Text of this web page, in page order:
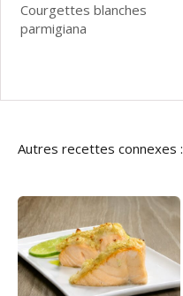
Courgettes blanches
parmigiana
Autres recettes connexes :